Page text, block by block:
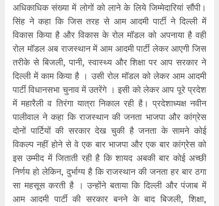
अधिकाधिक संख्या में लोगों को लाने के लिये जिम्मेदारियां सौंपी।
सिंह ने कहा कि जिस तरह से आम आदमी पार्टी ने दिल्ली में
विकास किया है और विकास के रोल मॉडल को अपनाया है वही
रोल मॉडल अब राजस्थान में आम आदमी पार्टी लेकर आएगी जिस
तरीके से बिजली, पानी, स्वास्थ्य और शिक्षा पर आप सरकार ने
दिल्ली में काम किया है । उसी रोल मॉडल को लेकर आम आदमी
पार्टी विधानसभा चुनाव में उतरेंगे । इसी को लेकर आप पूरे प्रदेश
में महारैली व तिरंगा यात्रा निकाल रही है। प्रदेशाध्यक्ष नवीन
पालीवाल ने कहा कि राजस्थान की जनता भाजपा और कांग्रेस
दोनों पार्टियों की सरकार देख चुकी है जनता के सामने कोई
विकल्प नहीं होने से वे एक बार भाजपा और एक बार कांग्रेस को
इस उम्मीद में जिताती रही है कि शायद अबकी बार कोई अच्छी
निर्णय हो लेकिन, दुर्भाग्य है कि राजस्थान की जनता हर बार ठगा
सा महसूस करती है । उन्होंने बताया कि दिल्ली और पंजाब में
आम आदमी पार्टी की सरकार बनने के बाद बिजली, शिक्षा,